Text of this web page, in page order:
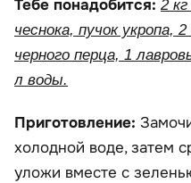
Тебе понадобится: 2
чеснока, пучок укропа,
черного перца, 1
л воды.
Приготовление:
холодной воде, затем
уложи вместе с